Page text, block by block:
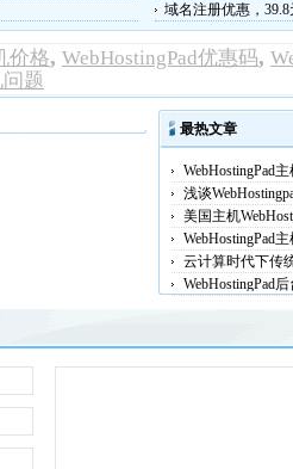
域名注册优惠，
价格, WebHostingPad优惠码,
问题
最热文章
WebHostingPad
浅谈
美国主机
WebHostingPad
云计算时代下传
WebHostingPad